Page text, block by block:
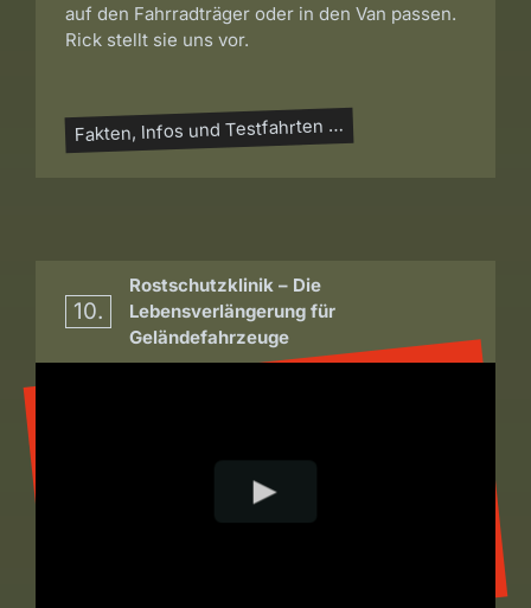
auf den Fahrradträger oder in den Van passen.
Rick stellt sie uns vor.
Fakten, Infos und Testfahrten …
10.
Rostschutzklinik – Die
Lebensverlängerung für
Geländefahrzeuge